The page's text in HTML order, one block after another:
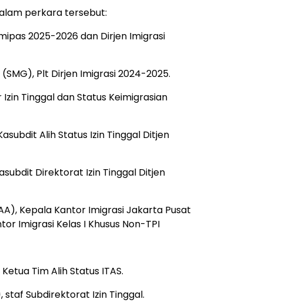
perkara tersebut:
2025-2026 dan Dirjen Imigrasi
Plt Dirjen Imigrasi 2024-2025.
Tinggal dan Status Keimigrasian
Alih Status Izin Tinggal Ditjen
Direktorat Izin Tinggal Ditjen
Kepala Kantor Imigrasi Jakarta Pusat
Imigrasi Kelas I Khusus Non-TPI
Tim Alih Status ITAS.
staf Subdirektorat Izin Tinggal.